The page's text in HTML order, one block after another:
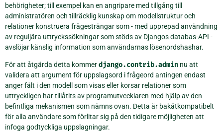
behörigheter; till exempel kan en angripare med tillgång till
administratören och tillräcklig kunskap om modellstruktur och
relationer konstruera frågesträngar som - med upprepad användning
av reguljära uttryckssökningar som stöds av Djangos databas-API -
avslöjar känslig information som användarnas lösenordshashar.
För att åtgärda detta kommerdjango.contrib.admin nu att
validera att argument för uppslagsord i frågeord antingen endast
anger fält i den modell som visas eller korsar relationer som
uttryckligen har tillåtits av programutvecklaren med hjälp av den
befintliga mekanismen som nämns ovan. Detta är bakåtkompatibelt
för alla användare som förlitar sig på den tidigare möjligheten att
infoga godtyckliga uppslagningar.